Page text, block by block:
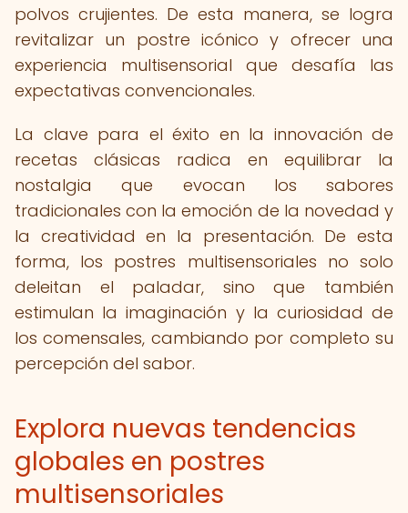
polvos crujientes. De esta manera, se logra
revitalizar un postre icónico y ofrecer una
experiencia multisensorial que desafía las
expectativas convencionales.
La clave para el éxito en la innovación de
recetas clásicas radica en equilibrar la
nostalgia que evocan los sabores
tradicionales con la emoción de la novedad y
la creatividad en la presentación. De esta
forma, los postres multisensoriales no solo
deleitan el paladar, sino que también
estimulan la imaginación y la curiosidad de
los comensales, cambiando por completo su
percepción del sabor.
Explora nuevas tendencias
globales en postres
multisensoriales